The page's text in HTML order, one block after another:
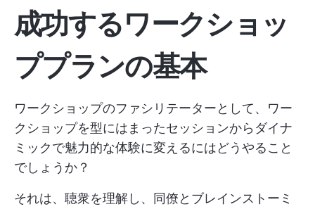
成功するワークショッ
ププランの基本
ワークショップのファシリテーターとして、ワー
クショップを型にはまったセッションからダイナ
ミックで魅力的な体験に変えるにはどうやること
でしょうか？
それは、聴衆を理解し、同僚とブレインストーミ